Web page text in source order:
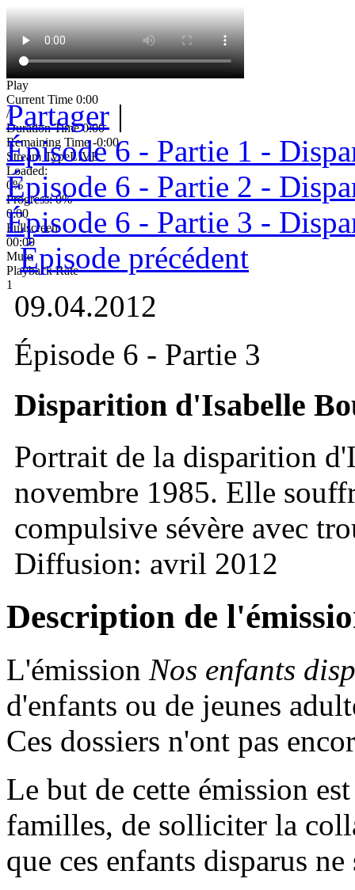
Play
Current Time 0:00
/
Duration Time0:00
Remaining Time-0:00
Stream TypeLIVE
Loaded:
0%
Progress: 0%
0:00
Fullscreen
00:00
Mute
Playback Rate
1
Partager |
Épisode 6 - Partie 1 -
Épisode 6 - Partie 2 -
Épisode 6 - Partie 3 -
Épisode précédent
09.04.2012
Épisode 6 - Partie 3
Disparition d'Isabelle
Portrait de la disparition
novembre 1985. Elle
compulsive sévère avec
Diffusion: avril 2012
Description de
L'émission Nos enfants
d'enfants ou de jeunes
Ces dossiers n'ont pas
Le but de cette émission
familles, de solliciter la
que ces enfants disparus